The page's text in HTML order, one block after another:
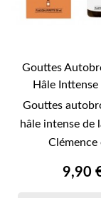
Gouttes
Hâle
Clémence Et
Gouttes
hâle intense de
Clémence
9,90